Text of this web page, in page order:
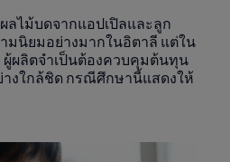
ลไม้บดจากแอปเปิลและลูก
มนิยมอย่างมากในอิตาลี แต่ใน
ผลิตจำเป็นต้องควบคุมต้นทุน
งใกล้ชิด กรณีศึกษานี้แสดงให้